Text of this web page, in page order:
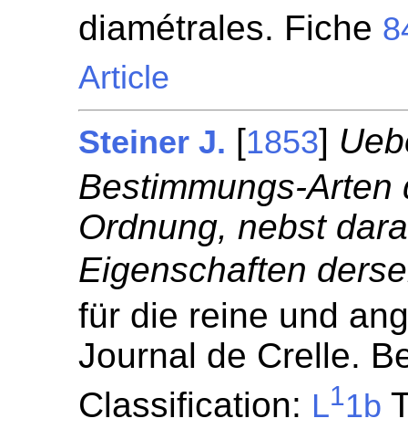
diamétrales. Fiche
Article
Steiner J. [1853]
Bestimmungs-
Ordnung, nebst
Eigenschaften
für die reine und
Journal de Crelle.
Classification: L11b